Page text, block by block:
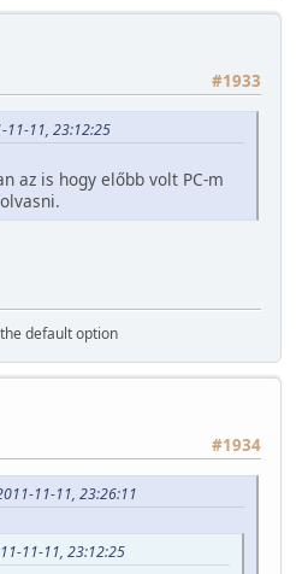
#1933
11-11, 23:12:25
az is hogy előbb volt PC-m
default option
#1934
11-11, 23:26:11
11-11, 23:12:25